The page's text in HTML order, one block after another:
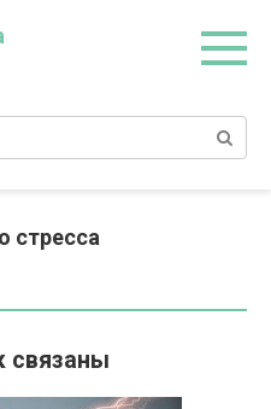
стресса
связаны